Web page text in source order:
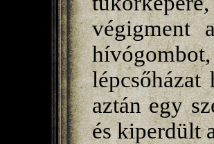
végigment
lépcsőházat
aztán egy
és kiperdült